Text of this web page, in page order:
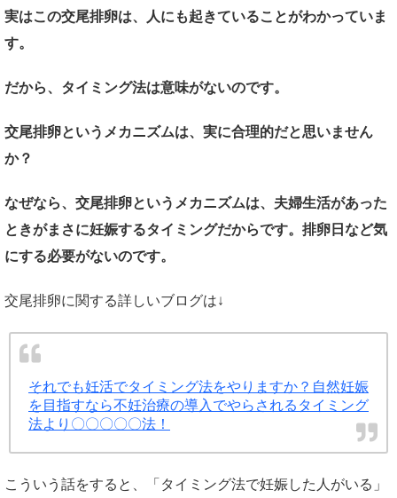
実はこの交尾排卵は、人にも起きていることがわかっていま
す。
だから、タイミング法は意味がないのです。
交尾排卵というメカニズムは、実に合理的だと思いません
か？
なぜなら、交尾排卵というメカニズムは、夫婦生活があった
ときがまさに妊娠するタイミングだからです。排卵日など気
にする必要がないのです。
交尾排卵に関する詳しいブログは↓
それでも妊活でタイミング法をやりますか？自然妊娠
を目指すなら不妊治療の導入でやらされるタイミング
法より〇〇〇〇〇法！
こういう話をすると、「タイミング法で妊娠した人がいる」